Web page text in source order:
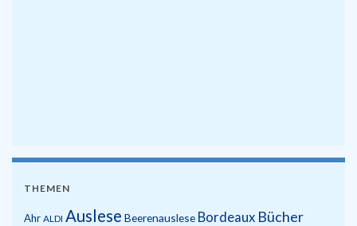
THEMEN
Ahr ALDI Auslese Beerenauslese Bordeaux Bücher